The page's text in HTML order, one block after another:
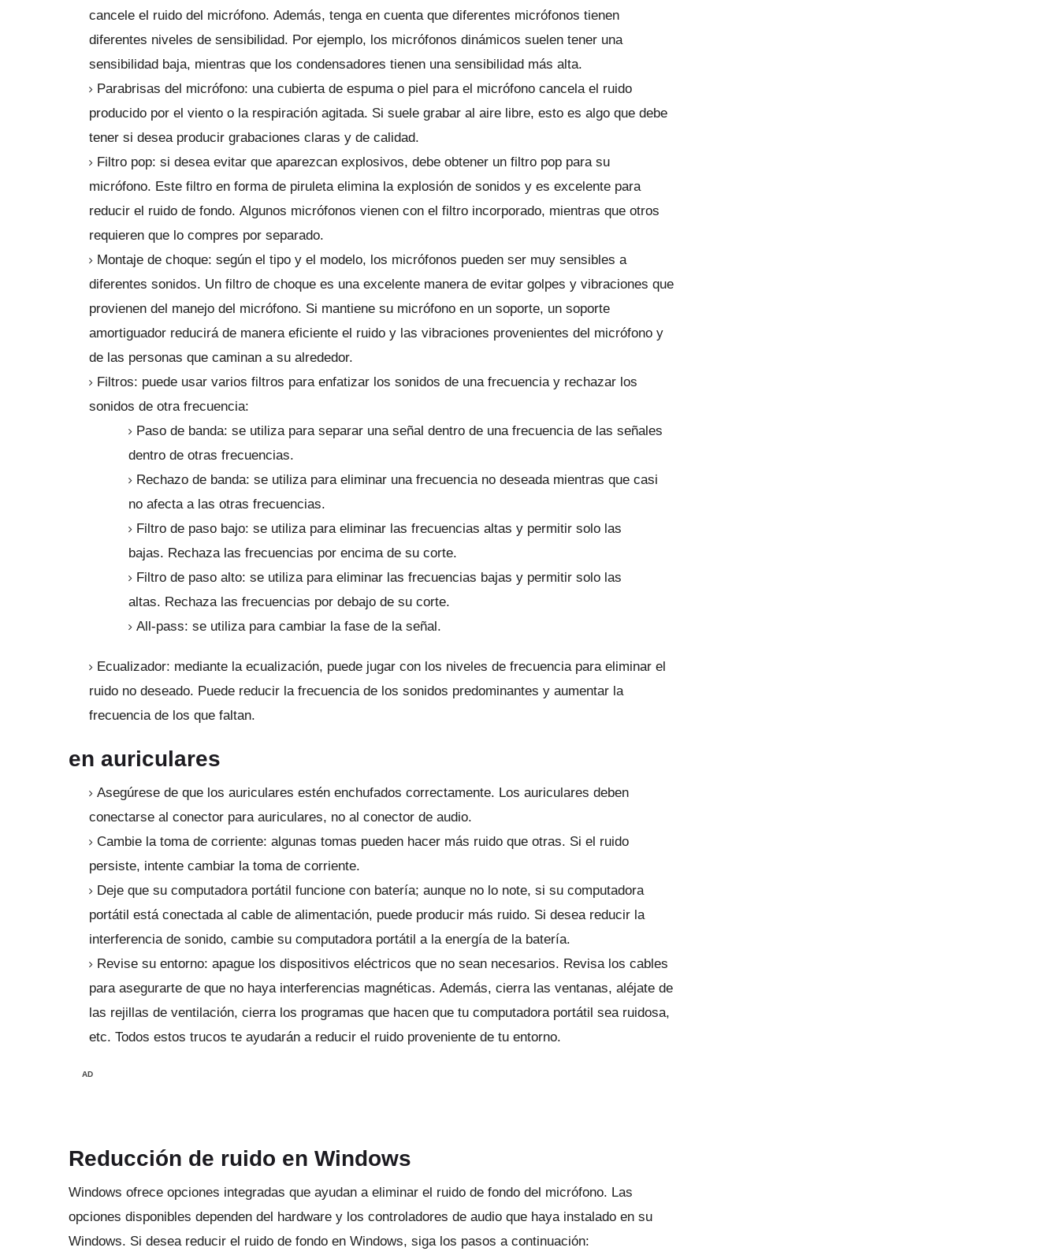
cancele el ruido del micrófono. Además, tenga en cuenta que diferentes micrófonos tienen
diferentes niveles de sensibilidad. Por ejemplo, los micrófonos dinámicos suelen tener una
sensibilidad baja, mientras que los condensadores tienen una sensibilidad más alta.
Parabrisas del micrófono: una cubierta de espuma o piel para el micrófono cancela el ruido
producido por el viento o la respiración agitada. Si suele grabar al aire libre, esto es algo que debe
tener si desea producir grabaciones claras y de calidad.
Filtro pop: si desea evitar que aparezcan explosivos, debe obtener un filtro pop para su
micrófono. Este filtro en forma de piruleta elimina la explosión de sonidos y es excelente para
reducir el ruido de fondo. Algunos micrófonos vienen con el filtro incorporado, mientras que otros
requieren que lo compres por separado.
Montaje de choque: según el tipo y el modelo, los micrófonos pueden ser muy sensibles a
diferentes sonidos. Un filtro de choque es una excelente manera de evitar golpes y vibraciones que
provienen del manejo del micrófono. Si mantiene su micrófono en un soporte, un soporte
amortiguador reducirá de manera eficiente el ruido y las vibraciones provenientes del micrófono y
de las personas que caminan a su alrededor.
Filtros: puede usar varios filtros para enfatizar los sonidos de una frecuencia y rechazar los
sonidos de otra frecuencia:
Paso de banda: se utiliza para separar una señal dentro de una frecuencia de las señales
dentro de otras frecuencias.
Rechazo de banda: se utiliza para eliminar una frecuencia no deseada mientras que casi
no afecta a las otras frecuencias.
Filtro de paso bajo: se utiliza para eliminar las frecuencias altas y permitir solo las
bajas. Rechaza las frecuencias por encima de su corte.
Filtro de paso alto: se utiliza para eliminar las frecuencias bajas y permitir solo las
altas. Rechaza las frecuencias por debajo de su corte.
All-pass: se utiliza para cambiar la fase de la señal.
Ecualizador: mediante la ecualización, puede jugar con los niveles de frecuencia para eliminar el
ruido no deseado. Puede reducir la frecuencia de los sonidos predominantes y aumentar la
frecuencia de los que faltan.
en auriculares
Asegúrese de que los auriculares estén enchufados correctamente. Los auriculares deben
conectarse al conector para auriculares, no al conector de audio.
Cambie la toma de corriente: algunas tomas pueden hacer más ruido que otras. Si el ruido
persiste, intente cambiar la toma de corriente.
Deje que su computadora portátil funcione con batería; aunque no lo note, si su computadora
portátil está conectada al cable de alimentación, puede producir más ruido. Si desea reducir la
interferencia de sonido, cambie su computadora portátil a la energía de la batería.
Revise su entorno: apague los dispositivos eléctricos que no sean necesarios. Revisa los cables
para asegurarte de que no haya interferencias magnéticas. Además, cierra las ventanas, aléjate de
las rejillas de ventilación, cierra los programas que hacen que tu computadora portátil sea ruidosa,
etc. Todos estos trucos te ayudarán a reducir el ruido proveniente de tu entorno.
AD
Reducción de ruido en Windows
Windows ofrece opciones integradas que ayudan a eliminar el ruido de fondo del micrófono. Las
opciones disponibles dependen del hardware y los controladores de audio que haya instalado en su
Windows. Si desea reducir el ruido de fondo en Windows, siga los pasos a continuación: